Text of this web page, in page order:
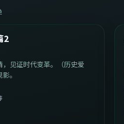
2
见证时代变革。（历史爱
。